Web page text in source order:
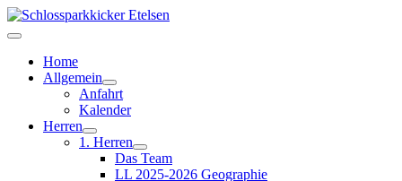
Home
Allgemein
Anfahrt
Kalender
Herren
1. Herren
Das Team
LL 2025-2026 Geographie